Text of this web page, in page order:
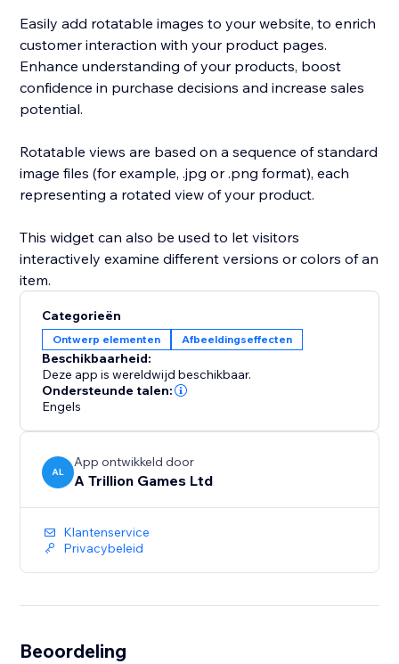
Easily add rotatable images to your website, to enrich
customer interaction with your product pages.
Enhance understanding of your products, boost
confidence in purchase decisions and increase sales
potential.
Rotatable views are based on a sequence of standard
image files (for example, .jpg or .png format), each
representing a rotated view of your product.
This widget can also be used to let visitors
interactively examine different versions or colors of an
Categorieën
Ontwerp elementen Afbeeldingseffecten
Beschikbaarheid:
Deze app is wereldwijd beschikbaar.
Ondersteunde talen:
Engels
AL
App ontwikkeld door
A Trillion Games Ltd
Klantenservice
Privacybeleid
Beoordeling